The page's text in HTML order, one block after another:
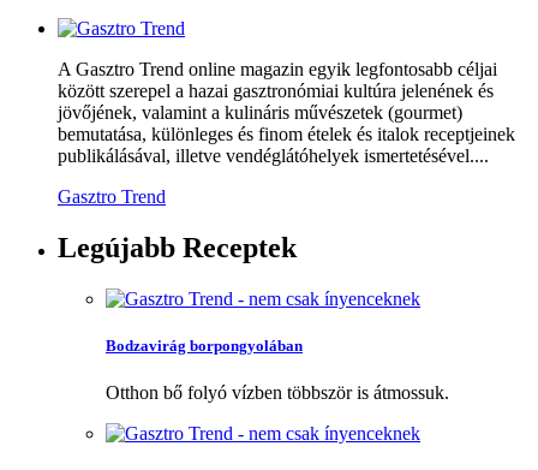
A Gasztro Trend online magazin egyik legfontosabb céljai
között szerepel a hazai gasztronómiai kultúra jelenének és
jövőjének, valamint a kulináris művészetek (gourmet)
bemutatása, különleges és finom ételek és italok receptjeinek
publikálásával, illetve vendéglátóhelyek ismertetésével....
Gasztro Trend
Legújabb Receptek
Bodzavirág borpongyolában
Otthon bő folyó vízben többször is átmossuk.